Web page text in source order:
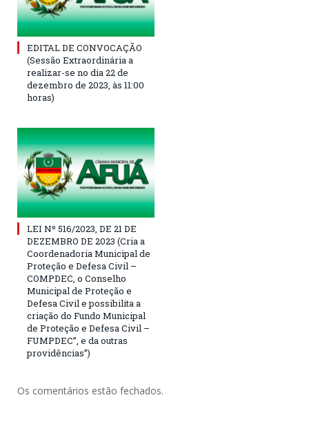
EDITAL DE CONVOCAÇÃO
(Sessão Extraordinária a
realizar-se no dia 22 de
dezembro de 2023, às 11:00
horas)
LEI Nº 516/2023, DE 21 DE
DEZEMBRO DE 2023 (Cria a
Coordenadoria Municipal de
Proteção e Defesa Civil –
COMPDEC, o Conselho
Municipal de Proteção e
Defesa Civil e possibilita a
criação do Fundo Municipal
de Proteção e Defesa Civil –
FUMPDEC”, e da outras
providências”)
Os comentários estão fechados.